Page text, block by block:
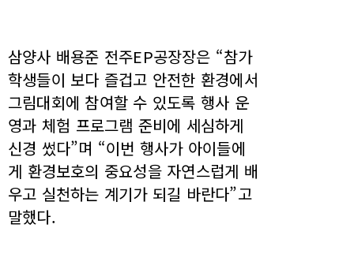
삼양사 배용준 전주EP공장장은 “참가
학생들이 보다 즐겁고 안전한 환경에서
그림대회에 참여할 수 있도록 행사 운
영과 체험 프로그램 준비에 세심하게
신경 썼다”며 “이번 행사가 아이들에
게 환경보호의 중요성을 자연스럽게 배
우고 실천하는 계기가 되길 바란다”고
말했다.